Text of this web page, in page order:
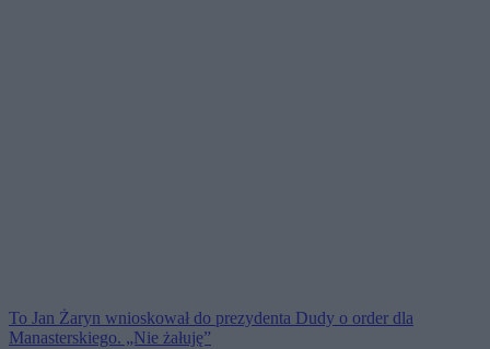
To Jan Żaryn wnioskował do prezydenta Dudy o order dla
Manasterskiego. „Nie żałuję”